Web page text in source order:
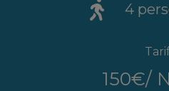
4
150€/